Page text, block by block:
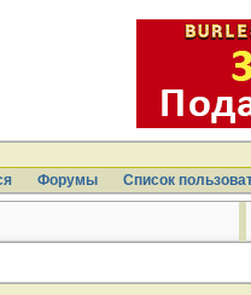
Форумы Список